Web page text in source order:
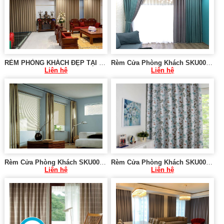
RÈM PHÒNG KHÁCH ĐẸP TẠI CẦU GIẤY, HÀ NỘI
Liên hệ
Rèm Cửa Phòng Khách SKU00921
Liên hệ
Rèm Cửa Phòng Khách SKU00943
Liên hệ
Rèm Cửa Phòng Khách SKU00944
Liên hệ